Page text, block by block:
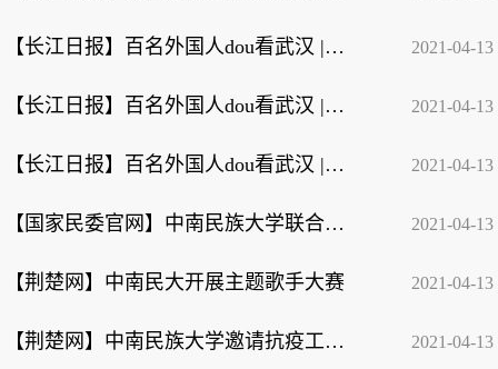
【长江日报】百名外国人dou看武汉 | 科特迪瓦小伙伊布：欢迎来武汉 2021-04-13
【长江日报】百名外国人dou看武汉 | 乌干达小伙杜楚：武汉是一个非常棒的城市 2021-04-13
【长江日报】百名外国人dou看武汉 | 卢旺达小伙艾笑：武汉是英雄的城市 2021-04-13
【国家民委官网】中南民族大学联合湖北省七所重点高校 开展“迎建党百年 做时代新... 2021-04-13
【荆楚网】中南民大开展主题歌手大赛 2021-04-13
【荆楚网】中南民族大学邀请抗疫工作者感受多彩民族文化 2021-04-13